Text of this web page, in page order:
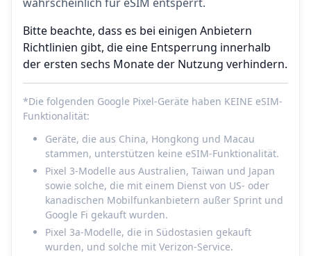
Bitte beachte, dass es bei einigen Anbietern
Richtlinien gibt, die eine Entsperrung innerhalb
der ersten sechs Monate der Nutzung verhindern.
*Die folgenden Google Pixel-Geräte haben KEINE eSIM-
Funktionalität:
Geräte, die aus China, Hongkong und Macau
stammen, unterstützen keine eSIM-Funktionalität.
Pixel 3-Modelle aus Australien, Taiwan und Japan
sowie solche, die mit einem Dienst von US- oder
kanadischen Mobilfunkanbietern außer Sprint und
Google Fi gekauft wurden.
Pixel 3a-Modelle, die in Südostasien gekauft
wurden, und solche mit Verizon-Service.